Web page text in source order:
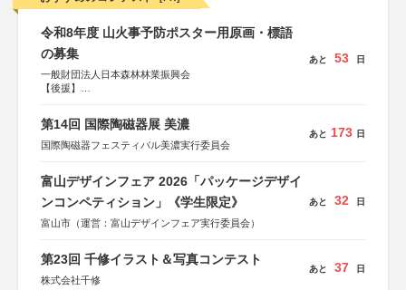
令和8年度 山火事予防ポスター用原画・標語
の募集
一般財団法人日本森林林業振興会
【後援】
あと 53 日
第14回 国際陶磁器展 美濃
国際陶磁器フェスティバル美濃実行委員会
あと 173 日
富山デザインフェア 2026「パッケージデザイ
ンコンペティション」《学生限定》
富山市（運営：富山デザインフェア実行委員会）
あと 32 日
第23回 千修イラスト＆写真コンテスト
株式会社千修
あと 37 日